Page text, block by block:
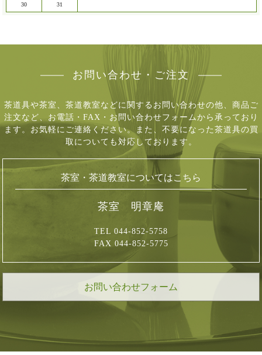
30 31
お問い合わせ・ご注文
茶道具や茶室、茶道教室などに関するお問い合わせの他、商品ご
注文など、 お電話・FAX・お問い合わせフォームから承っており
ます。お気軽にご連絡ください。 また、不要になった茶道具の買
取についても対応しております。
茶室・茶道教室についてはこちら
茶室 明章庵
TEL 044-852-5758
FAX 044-852-5775
お問い合わせフォーム